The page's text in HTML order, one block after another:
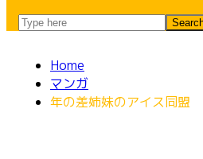
Home
マンガ
年の差姉妹のアイス同盟